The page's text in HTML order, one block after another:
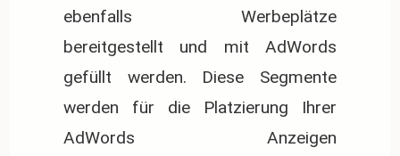
ebenfalls Werbeplätze
bereitgestellt und mit AdWords
gefüllt werden. Diese Segmente
werden für die Platzierung Ihrer
AdWords Anzeigen